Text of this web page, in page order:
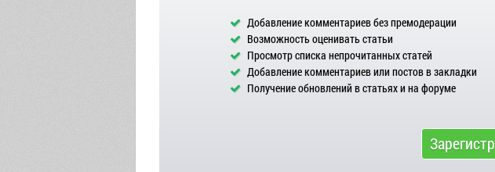
Добавление комментариев без премодерации
Возможность оценивать статьи
Просмотр списка непрочитанных статей
Добавление комментариев или постов в закладки
Получение обновлений в статьях и на форуме